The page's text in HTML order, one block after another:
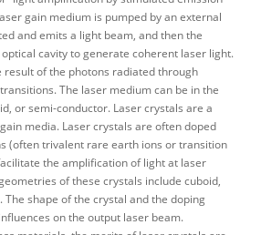
gain medium is pumped by an external
and emits a light beam, and then the
cavity to generate coherent laser light.
result of the photons radiated through
The laser medium can be in the
or semi-conductor. Laser crystals are a
media. Laser crystals are often doped
(often trivalent rare earth ions or transition
the amplification of light at laser
of these crystals include cuboid,
The shape of the crystal and the doping
on the output laser beam.